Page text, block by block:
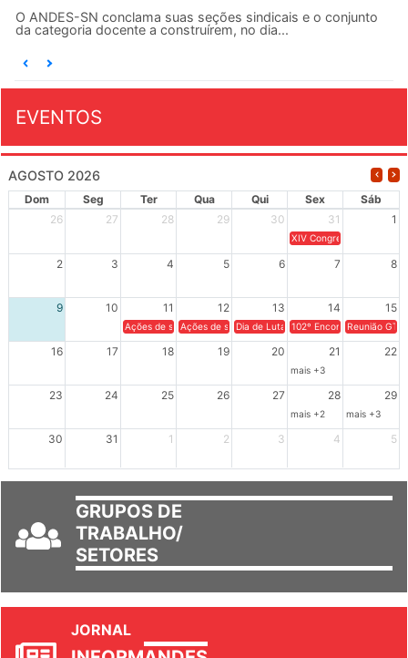
O ANDES-SN conclama suas seções sindicais e o conjunto
da categoria docente a construírem, no dia...
EVENTOS
AGOSTO 2026
Dom Seg Ter Qua Qui Sex
Sáb
26
27 28 29 30 31 1
XIV Congresso Brasileiro
2 3 4 5 6 7 8
9 10 11 12 13 14 15
Ações de solidariedade a Cuba no Rio Grande do Sul - 100
Ações de solidariedade a Cuba no Rio Grande do
Dia de Luta em Defesa de Cuba e da
102º Encontro da
Reunião
16 17 18 19 20 21 22
mais +3
23 24 25 26 27 28 29
mais +2 mais +3
30 31 1 2 3 4 5
GRUPOS DE
TRABALHO/
SETORES
JORNAL